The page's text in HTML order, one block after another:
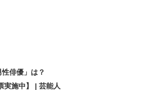
俳優」は？
実施中】 | 芸能人